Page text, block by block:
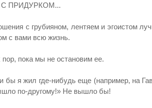
ПРИДУРКОМ...
с грубияном, лентяем и эгоистом
с вами всю жизнь.
пор, пока мы не остановим ее.
бы я жил где-нибудь еще (например, на
по-другому!» Не вышло бы!